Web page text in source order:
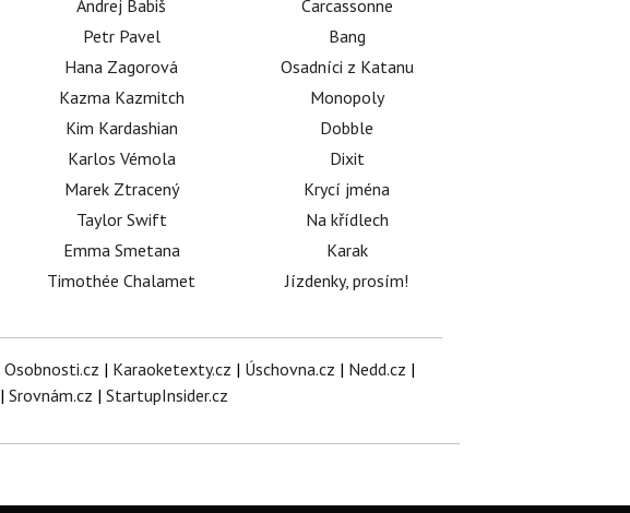
Andrej Babiš
Petr Pavel
Hana Zagorová
Kazma Kazmitch
Kim Kardashian
Karlos Vémola
Marek Ztracený
Taylor Swift
Emma Smetana
Timothée Chalamet
Carcassonne
Bang
Osadníci z Katanu
Monopoly
Dobble
Dixit
Krycí jména
Na křídlech
Karak
Jízdenky, prosím!
Osobnosti.cz | Karaoketexty.cz | Úschovna.cz | Nedd.cz |
| Srovnám.cz | StartupInsider.cz